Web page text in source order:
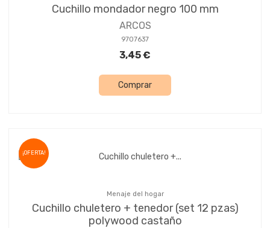
Cuchillo mondador negro 100 mm
ARCOS
9707637
3,45 €
Comprar
¡OFERTA!
Menaje del hogar
Cuchillo chuletero + tenedor (set 12 pzas)
polywood castaño